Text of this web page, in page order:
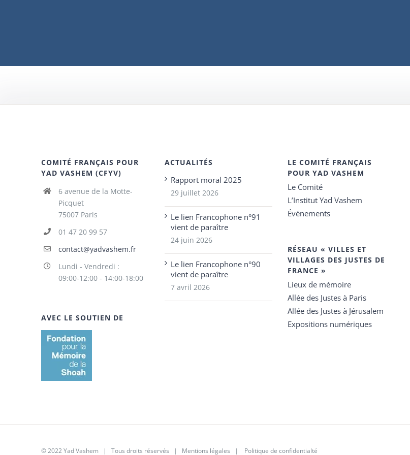
COMITÉ FRANÇAIS POUR
YAD VASHEM (CFYV)
6 avenue de la Motte-
Picquet
75007 Paris
01 47 20 99 57
contact@yadvashem.fr
Lundi - Vendredi :
09:00-12:00 - 14:00-18:00
AVEC LE SOUTIEN DE
ACTUALITÉS
Rapport moral 2025
29 juillet 2026
Le lien Francophone n°91
vient de paraître
24 juin 2026
Le lien Francophone n°90
vient de paraître
7 avril 2026
LE COMITÉ FRANÇAIS
POUR YAD VASHEM
Le Comité
L’Institut Yad Vashem
Événements
RÉSEAU « VILLES ET
VILLAGES DES JUSTES DE
FRANCE »
Lieux de mémoire
Allée des Justes à Paris
Allée des Justes à Jérusalem
Expositions numériques
© 2022 Yad Vashem | Tous droits réservés | Mentions légales | Politique de confidentialté